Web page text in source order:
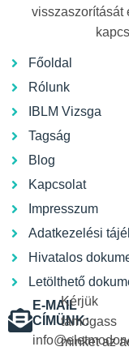
visszaszorítását
Főoldal
Rólunk
IBLM Vizsga
Tagság
Blog
Kapcsolat
Impresszum
Adatkezelési
Hivatalos
Letölthető
E-MAIL
CÍMÜNK:
Kérjük
támogass
minket az